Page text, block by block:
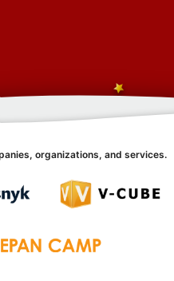
organizations, and services.